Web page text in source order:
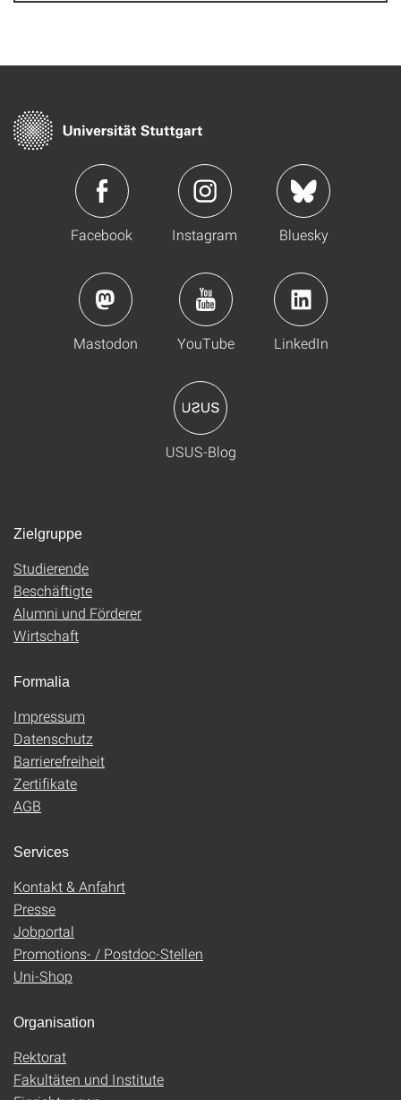
Facebook Instagram Bluesky
Mastodon YouTube LinkedIn
USUS-Blog
Zielgruppe
Studierende
Beschäftigte
Alumni und Förderer
Wirtschaft
Formalia
Impressum
Datenschutz
Barrierefreiheit
Zertifikate
AGB
Services
Kontakt & Anfahrt
Presse
Jobportal
Promotions- / Postdoc-Stellen
Uni-Shop
Organisation
Rektorat
Fakultäten und Institute